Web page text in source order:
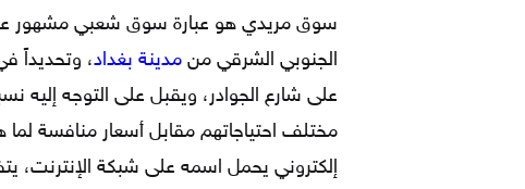
سوق مريدي هو عبارة سوق شعبي مشهور على
الجنوبي الشرقي من مدينة بغداد، وتحديداً
على شارع الجوادر، ويقبل على التوجه إليه
مختلف احتياجاتهم مقابل أسعار منافسة
إلكتروني يحمل اسمه على شبكة الإنترنت،